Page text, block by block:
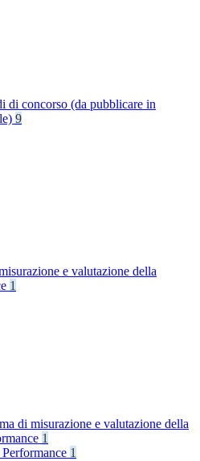
di concorso (da pubblicare in
9
e valutazione della
1
di misurazione e valutazione della
1
1